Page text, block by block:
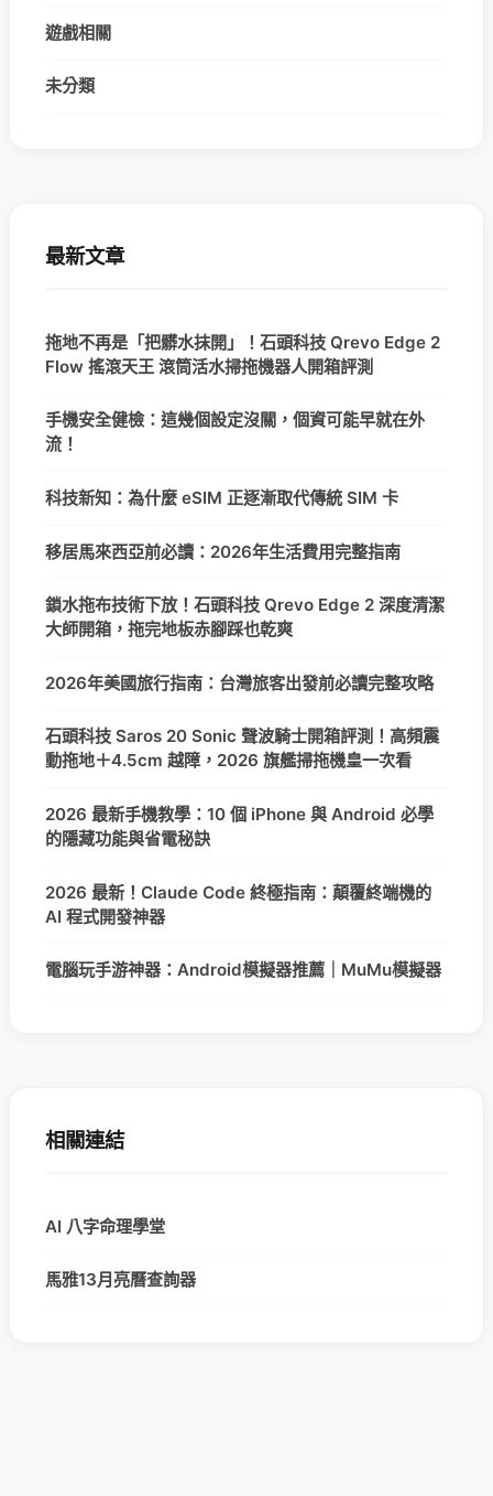
遊戲相關
未分類
最新文章
拖地不再是「把髒水抹開」！石頭科技 Qrevo Edge 2
Flow 搖滾天王 滾筒活水掃拖機器人開箱評測
手機安全健檢：這幾個設定沒關，個資可能早就在外
流！
科技新知：為什麼 eSIM 正逐漸取代傳統 SIM 卡
移居馬來西亞前必讀：2026年生活費用完整指南
鎖水拖布技術下放！石頭科技 Qrevo Edge 2 深度清潔
大師開箱，拖完地板赤腳踩也乾爽
2026年美國旅行指南：台灣旅客出發前必讀完整攻略
石頭科技 Saros 20 Sonic 聲波騎士開箱評測！高頻震
動拖地＋4.5cm 越障，2026 旗艦掃拖機皇一次看
2026 最新手機教學：10 個 iPhone 與 Android 必學
的隱藏功能與省電秘訣
2026 最新！Claude Code 終極指南：顛覆終端機的
AI 程式開發神器
電腦玩手游神器：Android模擬器推薦｜MuMu模擬器
相關連結
AI 八字命理學堂
馬雅13月亮曆查詢器